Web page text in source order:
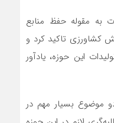
به مقوله حفظ منابع
تاکید کرد و
این حوزه، یادآور
موضوع بسیار مهم در